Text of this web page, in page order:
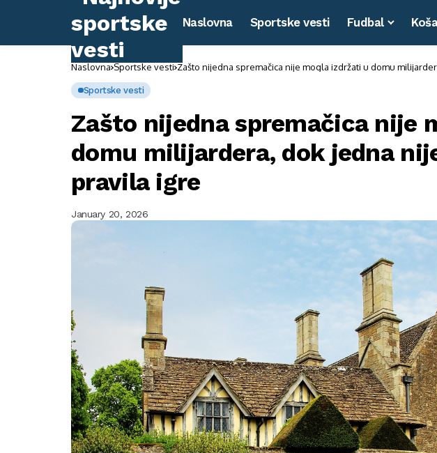
Naslovna Sportske vesti Fudbal
Naslovna Sportske vesti Zašto nijedna spremačica nije mogla izdržati u domu
Sportske vesti
Zašto nijedna spremačica nije
domu milijardera, dok jedna
pravila igre
January 20, 2026